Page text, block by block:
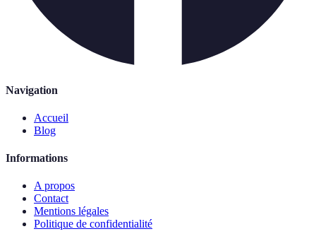
Navigation
Accueil
Blog
Informations
A propos
Contact
Mentions légales
Politique de confidentialité